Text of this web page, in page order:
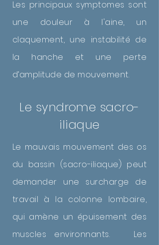
Les principaux symptomes sont
une douleur à l'aine, un
claquement, une instabilité de
la hanche et une perte
d’amplitude de mouvement.
Le syndrome sacro-
iliaque
Le mauvais mouvement des os
du bassin (sacro-iliaque) peut
demander une surcharge de
travail à la colonne lombaire,
qui amène un épuisement des
muscles environnants. Les